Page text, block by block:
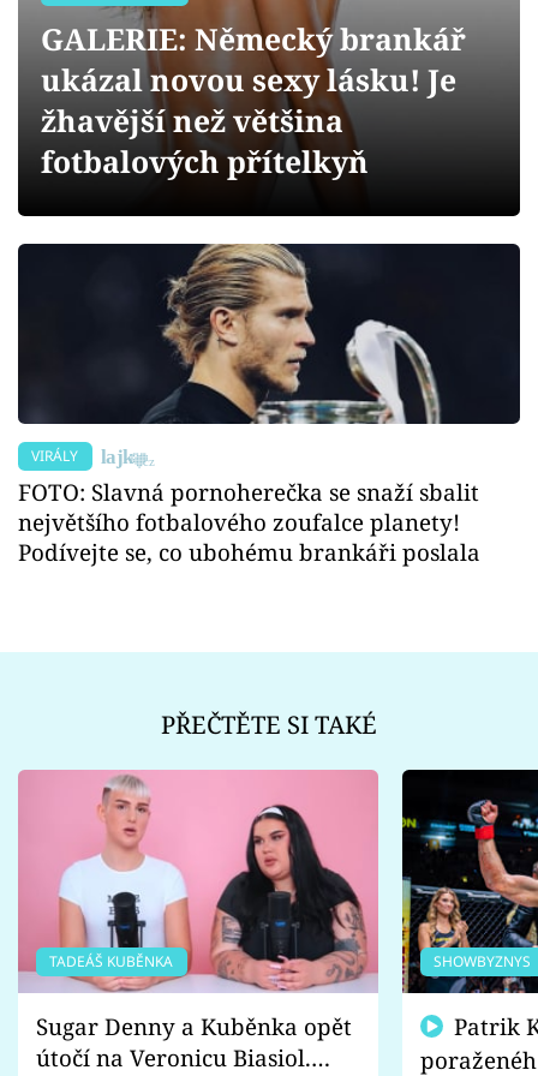
Videa
Sledujte prima+
GALERIE: Německý brankář
ukázal novou sexy lásku! Je
žhavější než většina
fotbalových přítelkyň
VIRÁLY
FOTO: Slavná pornoherečka se snaží sbalit
největšího fotbalového zoufalce planety!
Podívejte se, co ubohému brankáři poslala
PŘEČTĚTE SI TAKÉ
TADEÁŠ KUBĚNKA
Sugar Denny a Kuběnka opět
útočí na Veronicu Biasiol.
SHOWBYZNYS